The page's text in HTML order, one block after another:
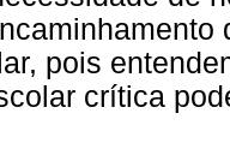
pois
crítica